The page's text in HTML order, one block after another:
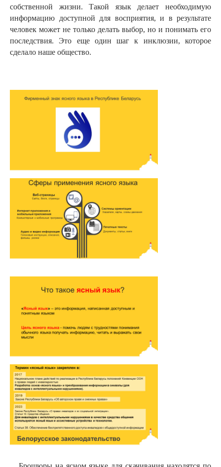
собственной жизни. Такой язык делает необходимую
информацию доступной для восприятия, и в результате
человек может не только делать выбор, но и понимать его
последствия. Это еще один шаг к инклюзии, которое
сделало наше общество.